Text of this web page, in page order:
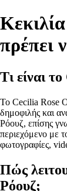
πρέπει
Τι είναι
Το Cecilia Rose
δημοφιλής και
Ρόουζ, επίσης
περιεχόμενο με
φωτογραφίες,
Πώς
Ρόουζ;